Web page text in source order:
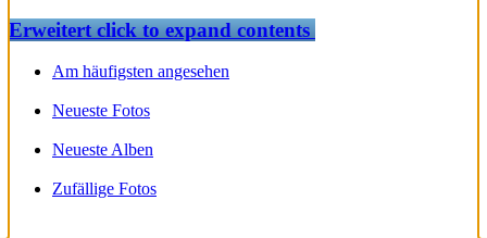
Erweitertclick to expand contents
Am häufigsten angesehen
Neueste Fotos
Neueste Alben
Zufällige Fotos